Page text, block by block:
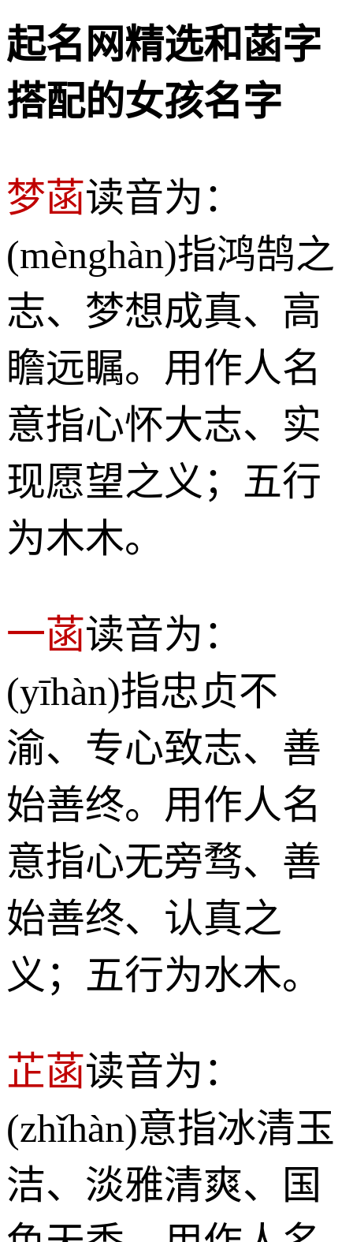
起名网精选和菡字
搭配的女孩名字
梦菡读音为：
(mènghàn)指鸿鹄之
志、梦想成真、高
瞻远瞩。用作人名
意指心怀大志、实
现愿望之义；五行
为木木。
一菡读音为：
(yīhàn)指忠贞不
渝、专心致志、善
始善终。用作人名
意指心无旁骛、善
始善终、认真之
义；五行为水木。
芷菡读音为：
(zhǐhàn)意指冰清玉
洁、淡雅清爽、国